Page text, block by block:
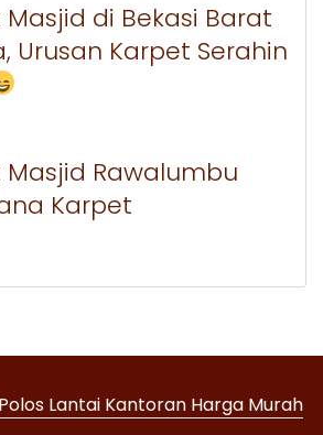
di Bekasi Barat
Urusan Karpet Serahin
Rawalumbu
Karpet
Lantai Kantoran Harga Murah